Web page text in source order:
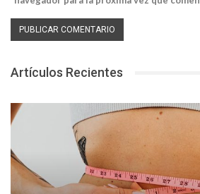
Artículos Recientes